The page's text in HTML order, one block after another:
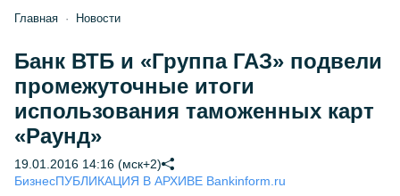
Главная Новости
Банк ВТБ и «Группа ГАЗ» подвели
промежуточные итоги
использования таможенных карт
«Раунд»
19.01.2016 14:16 (мск+2)
БизнесПУБЛИКАЦИЯ В АРХИВЕ Bankinform.ru